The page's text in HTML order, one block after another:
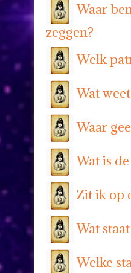
Waar
zeggen?
Welk
Wat
Waar
Wat is
Zit ik op
Wat
Welke